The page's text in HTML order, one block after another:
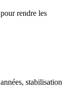
rendre les
stabilisation